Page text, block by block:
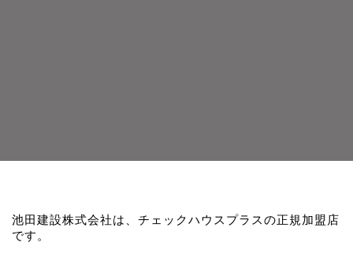
池田建設株式会社は、チェックハウスプラスの正規加盟店
です。